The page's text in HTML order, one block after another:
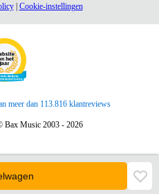
| Cookie-instellingen
meer dan 113.816 klantreviews
Bax Music 2003 - 2026